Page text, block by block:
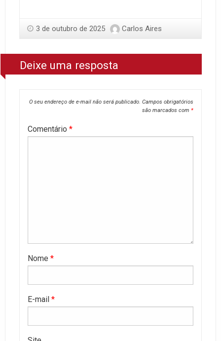
3 de outubro de 2025 Carlos Aires
Deixe uma resposta
O seu endereço de e-mail não será publicado. Campos obrigatórios
são marcados com *
Comentário *
Nome *
E-mail *